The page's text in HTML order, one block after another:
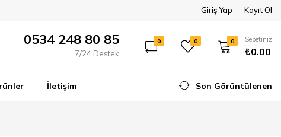
Giriş Yap Kayıt Ol
0534 248 80 85
7/24 Destek
0 0 0 Sepetiniz
₺0.00
İletişim Son Görüntülenen